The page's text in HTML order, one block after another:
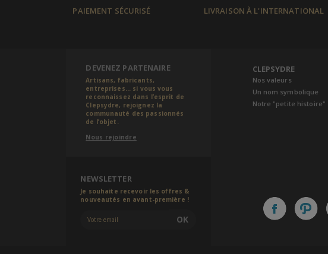
PAIEMENT SÉCURISÉ LIVRAISON À L'INTERNATIONAL
DEVENEZ PARTENAIRE
Artisans, fabricants,
entreprises... si vous vous
reconnaissez dans l’esprit de
Clepsydre, rejoignez la
communauté des passionnés
de l’objet.
Nous rejoindre
NEWSLETTER
Je souhaite recevoir les offres &
nouveautés en avant-première !
OK
CLEPSYDRE
Nos valeurs
Un nom symbolique
Notre "petite histoire"